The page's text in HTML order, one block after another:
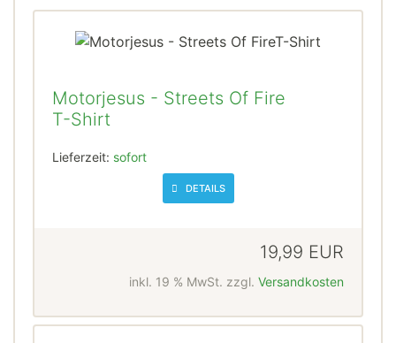
Motorjesus - Streets Of Fire
T-Shirt
Lieferzeit: sofort
DETAILS
19,99 EUR
inkl. 19 % MwSt. zzgl. Versandkosten